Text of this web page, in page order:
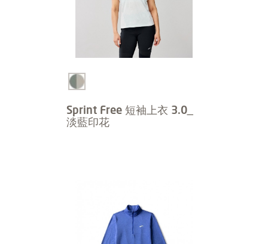
Sprint Free 短袖上衣 3.0_
淡藍印花